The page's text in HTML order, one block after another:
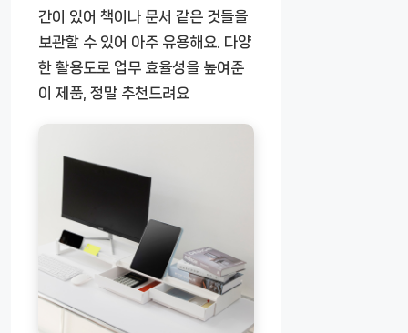
간이 있어 책이나 문서 같은 것들을
보관할 수 있어 아주 유용해요. 다양
한 활용도로 업무 효율성을 높여준
이 제품, 정말 추천드려요